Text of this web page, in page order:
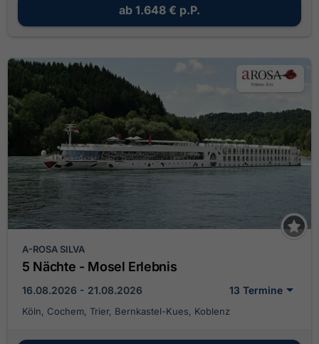
ab 1.648 € p.P.
A-ROSA SILVA
5 Nächte - Mosel Erlebnis
16.08.2026 - 21.08.2026 13 Termine
Köln, Cochem, Trier, Bernkastel-Kues, Koblenz